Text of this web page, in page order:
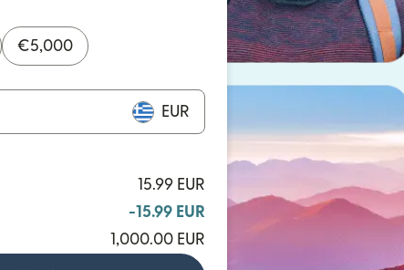
€5,000
EUR
15.99 EUR
-15.99 EUR
1,000.00 EUR